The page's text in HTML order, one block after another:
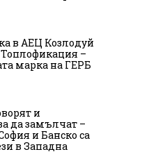
в АЕЦ Козлодуй
–
марка на ГЕРБ
и
да замълчат –
и Банско са
в Западна